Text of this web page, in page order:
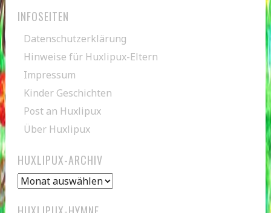
INFOSEITEN
Datenschutzerklärung
Hinweise für Huxlipux-Eltern
Impressum
Kinder Geschichten
Post an Huxlipux
Über Huxlipux
HUXLIPUX-ARCHIV
Huxlipux-